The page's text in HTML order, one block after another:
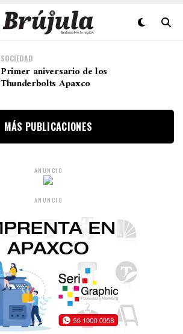
SOCIEDAD
Primer aniversario de los
Thunderbolts Apaxco
MÁS PUBLICACIONES
ANUNCIO
ANUNCIO